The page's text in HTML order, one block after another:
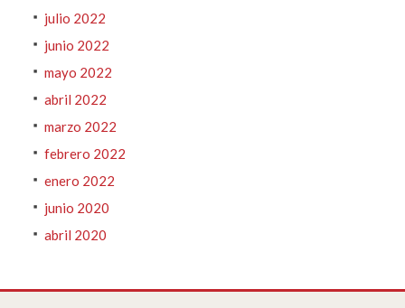
julio 2022
junio 2022
mayo 2022
abril 2022
marzo 2022
febrero 2022
enero 2022
junio 2020
abril 2020